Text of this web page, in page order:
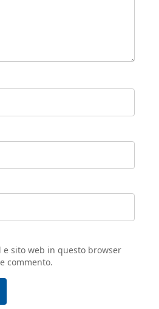
e sito web in questo browser
commento.